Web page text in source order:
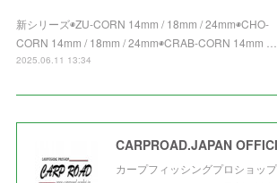
新シリーズ◉ZU-CORN 14mm / 18mm / 24mm◉CHO-
CORN 14mm / 18mm / 24mm◉CRAB-CORN 14mm …
2025.06.11 13:34
CARPROAD.JAPAN
カープフィッシングプロショッ